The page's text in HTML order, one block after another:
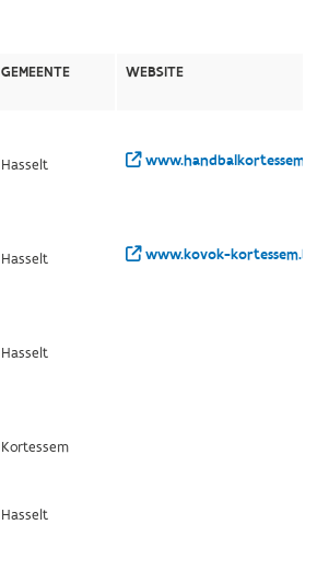
GEMEENTE WEBSITE
Hasselt
Hasselt www.kovok-kortessem.be/
Hasselt
Kortessem
Hasselt